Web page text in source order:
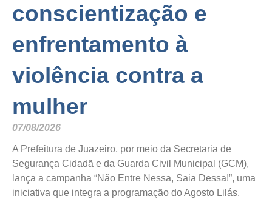
conscientização e
enfrentamento à
violência contra a
mulher
07/08/2026
A Prefeitura de Juazeiro, por meio da Secretaria de
Segurança Cidadã e da Guarda Civil Municipal (GCM),
lança a campanha “Não Entre Nessa, Saia Dessa!”, uma
iniciativa que integra a programação do Agosto Lilás,